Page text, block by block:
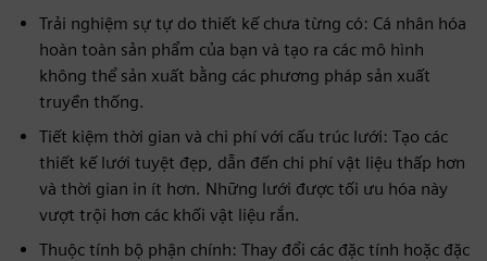
Trải nghiệm sự tự do thiết kế chưa từng có: Cá nhân hóa
hoàn toàn sản phẩm của bạn và tạo ra các mô hình
không thể sản xuất bằng các phương pháp sản xuất
truyền thống.
Tiết kiệm thời gian và chi phí với cấu trúc lưới: Tạo các
thiết kế lưới tuyệt đẹp, dẫn đến chi phí vật liệu thấp hơn
và thời gian in ít hơn. Những lưới được tối ưu hóa này
vượt trội hơn các khối vật liệu rắn.
Thuộc tính bộ phận chính: Thay đổi các đặc tính hoặc đặc